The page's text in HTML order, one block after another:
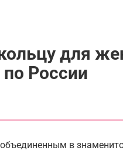
для
по России
в